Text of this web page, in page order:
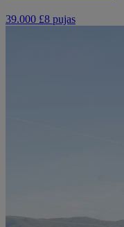
39.000 £8 pujas